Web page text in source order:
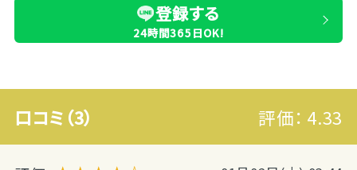
登録する
24時間365日OK!
口コミ（3） 評価： 4.33